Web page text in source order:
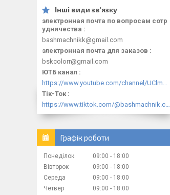
электронная почта по вопросам сотр
удничества
bashmachnikk@gmail.com
электронная почта для заказов
bskcolorr@gmail.com
ЮТБ канал
https://www.youtube.com/channel/UClmpExjfqH65_PkVWCmgPbQ
Тік-Ток
https://www.tiktok.com/@bashmachnik.com.ua
Графік роботи
Понеділок 09:00
18:00
Вівторок
09:00
18:00
Середа
09:00
18:00
Четвер
09:00
18:00